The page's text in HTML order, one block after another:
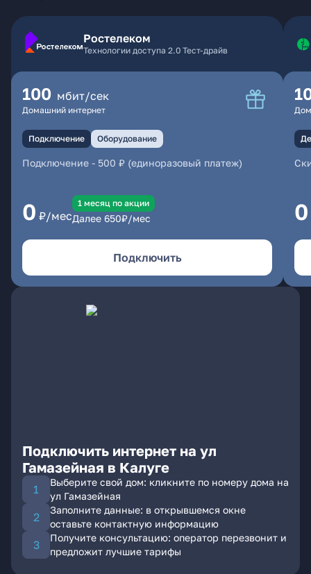
Ростелеком
Технологии доступа 2.0 Тест-драйв
100 мбит/сек
Домашний интернет
Подключение Оборудование
Подключение - 500 ₽ (единоразовый платеж)
0 ₽/мес
1 месяц по акции
Далее 650₽/мес
Подключить
0
Подключить интернет на ул
Гамазейная в Калуге
Выберите свой дом: кликните по номеру дома на
ул Гамазейная
Заполните данные: в открывшемся окне
оставьте контактную информацию
Получите консультацию: оператор перезвонит и
предложит лучшие тарифы